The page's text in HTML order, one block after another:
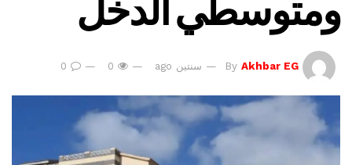
ومتوسطي الدخل
By Akhbar EG سنتين ago